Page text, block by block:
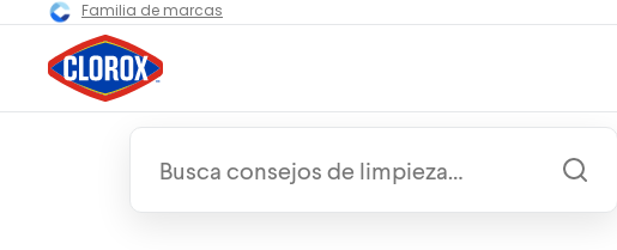
Familia de marcas